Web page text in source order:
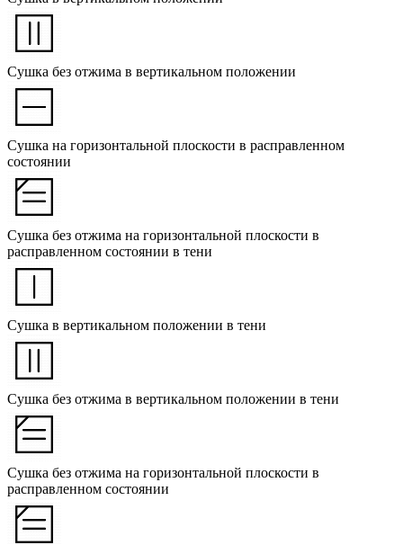
Сушка без отжима в вертикальном положении
Сушка на горизонтальной плоскости в расправленном
состоянии
Сушка без отжима на горизонтальной плоскости в
расправленном состоянии в тени
Сушка в вертикальном положении в тени
Сушка без отжима в вертикальном положении в тени
Сушка без отжима на горизонтальной плоскости в
расправленном состоянии